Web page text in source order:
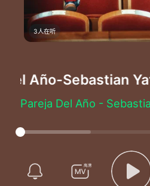
3人在听
Año-Sebastian
Woh oh yeah
Woh oh oh oh myke
Mmm mmm Yatra Yatra
Qué tan loco sería